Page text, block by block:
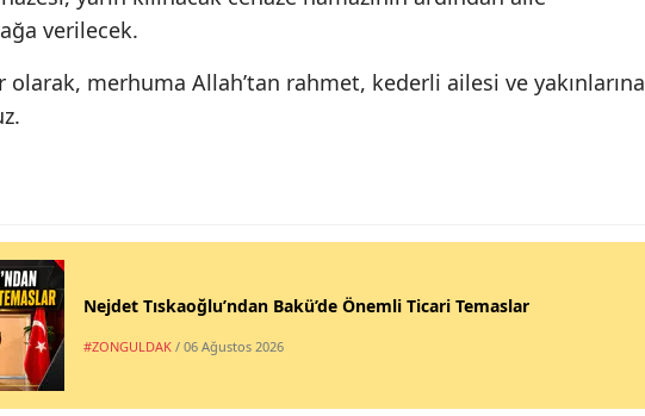
verilecek.
olarak, merhuma Allah’tan rahmet, kederli ailesi ve yakınlarına
Nejdet Tıskaoğlu’ndan Bakü’de Önemli Ticari Temaslar
#ZONGULDAK / 06 Ağustos 2026